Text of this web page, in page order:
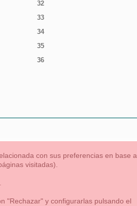
32
33
34
35
36
OUTLET-ULTIMAS TALLAS
con sus preferencias en base a
visitadas).
"Rechazar" y configurarlas pulsando el